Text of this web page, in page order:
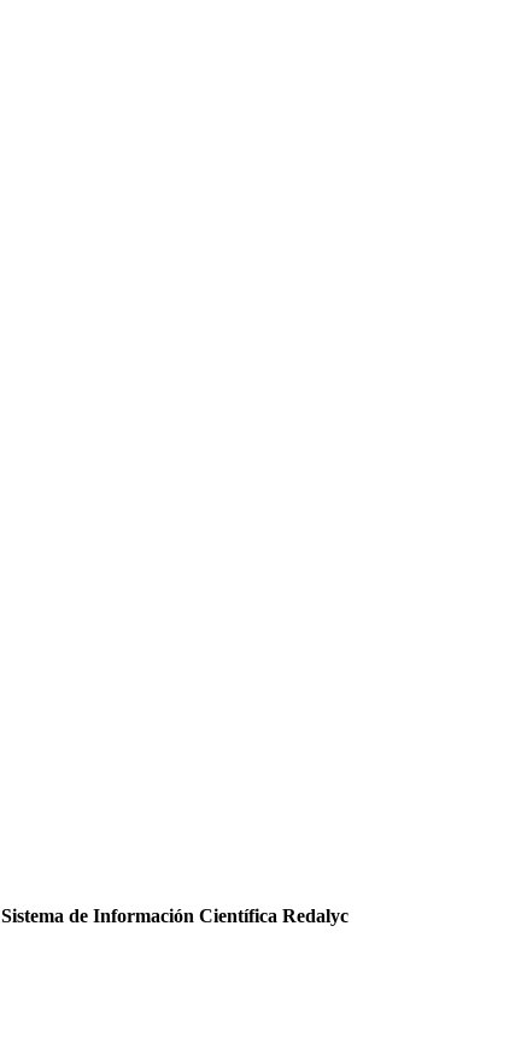
Sistema de Información Científica Redalyc